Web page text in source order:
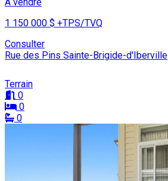
1 150 000 $ +TPS/TVQ
Consulter
Rue des Pins Sainte-Brigide-d'Iberville
Terrain
0
0
0